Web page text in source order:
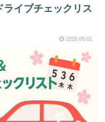
イブチェックリス
2025.05.01